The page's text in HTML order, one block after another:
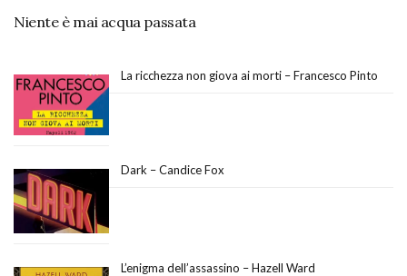
Niente è mai acqua passata
La ricchezza non giova ai morti – Francesco Pinto
Dark – Candice Fox
L’enigma dell’assassino – Hazell Ward